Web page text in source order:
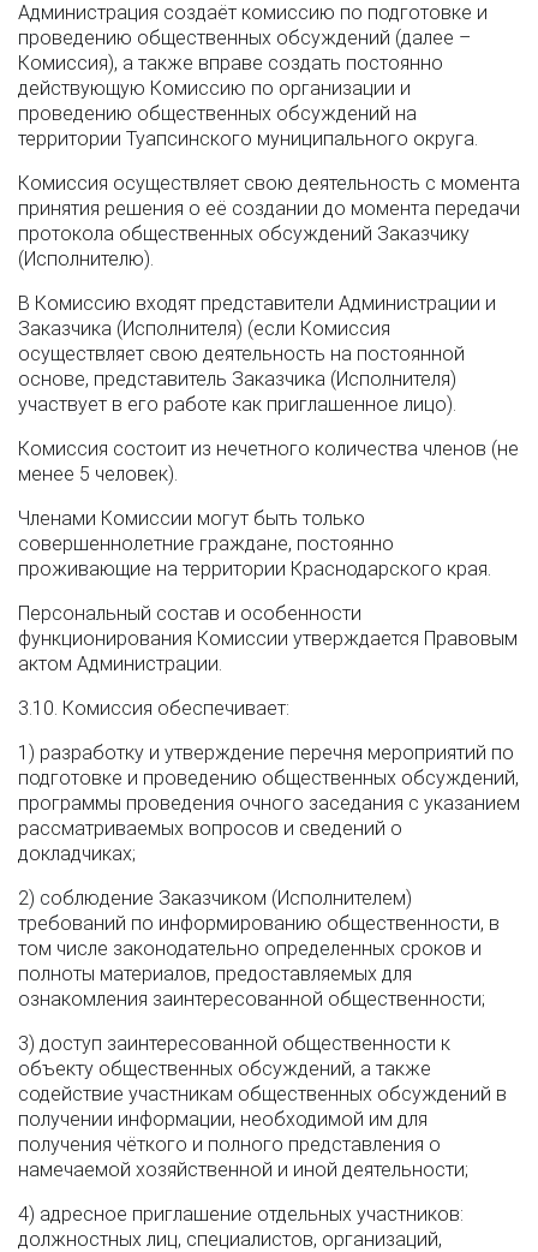
Администрация создаёт комиссию по подготовке и
проведению общественных обсуждений (далее –
Комиссия), а также вправе создать постоянно
действующую Комиссию по организации и
проведению общественных обсуждений на
территории Туапсинского муниципального округа.
Комиссия осуществляет свою деятельность с момента
принятия решения о её создании до момента передачи
протокола общественных обсуждений Заказчику
(Исполнителю).
В Комиссию входят представители Администрации и
Заказчика (Исполнителя) (если Комиссия
осуществляет свою деятельность на постоянной
основе, представитель Заказчика (Исполнителя)
участвует в его работе как приглашенное лицо).
Комиссия состоит из нечетного количества членов (не
менее 5 человек).
Членами Комиссии могут быть только
совершеннолетние граждане, постоянно
проживающие на территории Краснодарского края.
Персональный состав и особенности
функционирования Комиссии утверждается Правовым
актом Администрации.
3.10. Комиссия обеспечивает:
1) разработку и утверждение перечня мероприятий по
подготовке и проведению общественных обсуждений,
программы проведения очного заседания с указанием
рассматриваемых вопросов и сведений о
докладчиках;
2) соблюдение Заказчиком (Исполнителем)
требований по информированию общественности, в
том числе законодательно определенных сроков и
полноты материалов, предоставляемых для
ознакомления заинтересованной общественности;
3) доступ заинтересованной общественности к
объекту общественных обсуждений, а также
содействие участникам общественных обсуждений в
получении информации, необходимой им для
получения чёткого и полного представления о
намечаемой хозяйственной и иной деятельности;
4) адресное приглашение отдельных участников:
должностных лиц, специалистов, организаций,